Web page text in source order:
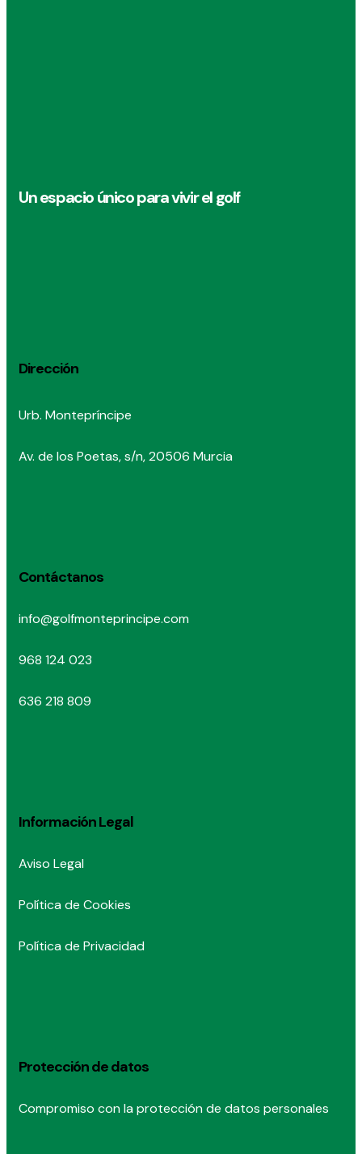
Un espacio único para vivir el golf
Dirección
Urb. Montepríncipe
Av. de los Poetas, s/n, 20506 Murcia
Contáctanos
info@golfmonteprincipe.com
968 124 023
636 218 809
Información Legal
Aviso Legal
Política de Cookies
Política de Privacidad
Protección de datos
Compromiso con la protección de datos personales